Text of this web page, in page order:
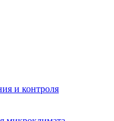
и контроля